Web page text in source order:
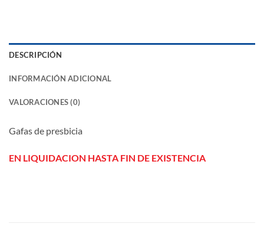
DESCRIPCIÓN
INFORMACIÓN ADICIONAL
VALORACIONES (0)
Gafas de presbicia
EN LIQUIDACION HASTA FIN DE EXISTENCIA